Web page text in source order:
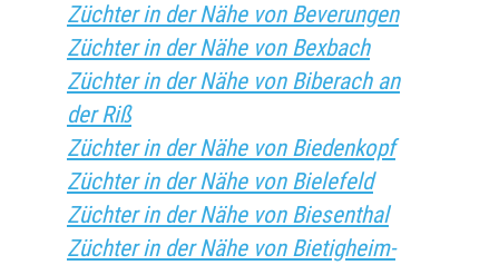
Züchter in der Nähe von Beverungen
Züchter in der Nähe von Bexbach
Züchter in der Nähe von Biberach an
der Riß
Züchter in der Nähe von Biedenkopf
Züchter in der Nähe von Bielefeld
Züchter in der Nähe von Biesenthal
Züchter in der Nähe von Bietigheim-